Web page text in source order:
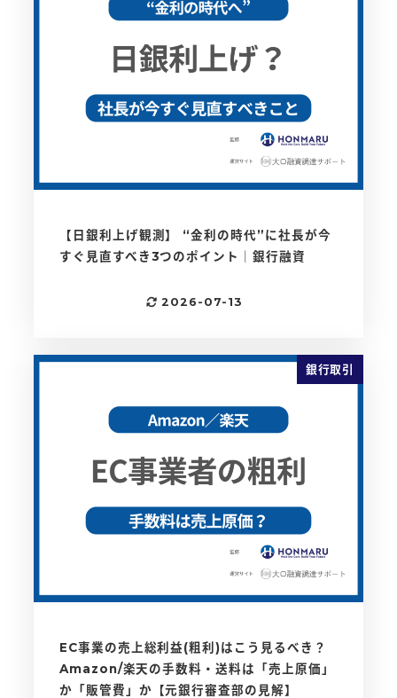
【日銀利上げ観測】 “金利の時代”に社長が今
すぐ見直すべき3つのポイント｜銀行融資
更新日
2026-07-13
銀行取引
EC事業の売上総利益(粗利)はこう見るべき？
Amazon/楽天の手数料・送料は「売上原価」
か「販管費」か【元銀行審査部の見解】